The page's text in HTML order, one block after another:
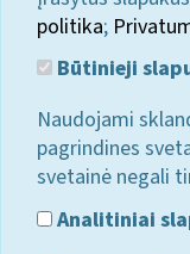
politika;
Būtinieji
Naudojami
pagrindines
svetainė negali
Analitiniai